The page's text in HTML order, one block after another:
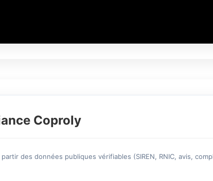
Coproly
des données publiques vérifiables (SIREN, RNIC, avis,